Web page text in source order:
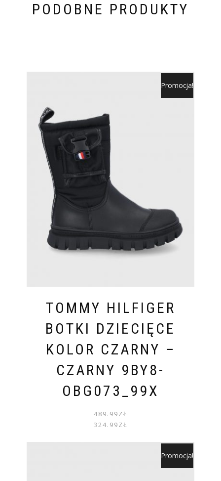
PODOBNE PRODUKTY
TOMMY HILFIGER
BOTKI DZIECIĘCE
KOLOR CZARNY –
CZARNY 9BY8-
OBG073_99X
Promocja!
489.99ZŁ
324.99ZŁ
Promocja!